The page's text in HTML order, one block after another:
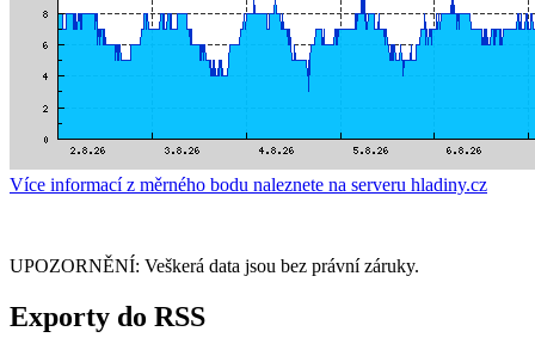
Více informací z měrného bodu naleznete na serveru hladiny.cz
UPOZORNĚNÍ: Veškerá data jsou bez právní záruky.
Exporty do RSS